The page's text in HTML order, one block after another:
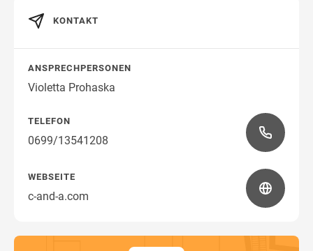
KONTAKT
ANSPRECHPERSONEN
Violetta Prohaska
TELEFON
0699/13541208
WEBSEITE
c-and-a.com